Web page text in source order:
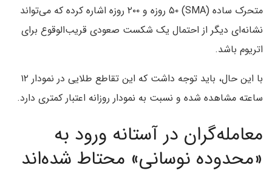
متحرک ساده (SMA) ۵۰ روزه و ۲۰۰ روزه اشاره کرده که می‌تواند
نشانه‌ای دیگر از احتمال یک شکست صعودی قریب‌الوقوع برای
اتریوم باشد.
با این حال، باید توجه داشت که این تقاطع طلایی در نمودار ۱۲
ساعته مشاهده شده و نسبت به نمودار روزانه اعتبار کمتری دارد.
معامله‌گران در آستانه ورود به
«محدوده نوسانی» محتاط شده‌اند